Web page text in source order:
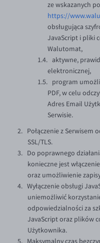
ze wskazanych
https://
obsługująca
JavaScript i pliki
Walutomat,
aktywne,
elektronicznej,
program
PDF, w celu
Adres Email
Serwisie.
Połączenie z Serwisem
SSL/TLS.
Do poprawnego
konieczne jest
oraz umożliwienie
Wyłączenie obsługi
uniemożliwić
odpowiedzialności za
JavaScript oraz plików
Użytkownika.
Maksymalny czas